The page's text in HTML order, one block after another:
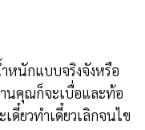
หนักแบบจริงจังหรือ
านคุณก็จะเบื่อและท้อ
ดี๋ยวทำเดี๋ยวเลิกจนไข